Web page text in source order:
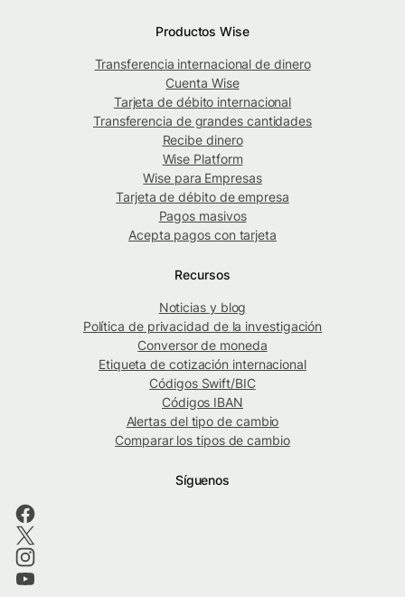
Productos Wise
Transferencia internacional de dinero
Cuenta Wise
Tarjeta de débito internacional
Transferencia de grandes cantidades
Recibe dinero
Wise Platform
Wise para Empresas
Tarjeta de débito de empresa
Pagos masivos
Acepta pagos con tarjeta
Recursos
Noticias y blog
Política de privacidad de la investigación
Conversor de moneda
Etiqueta de cotización internacional
Códigos Swift/BIC
Códigos IBAN
Alertas del tipo de cambio
Comparar los tipos de cambio
Síguenos